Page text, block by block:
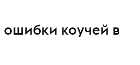
коучей в